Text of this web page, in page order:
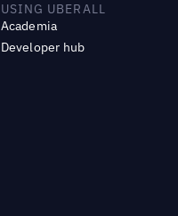
USING UBERALL
Academia
Developer hub